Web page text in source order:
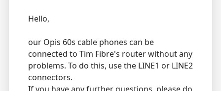
Hello,
our Opis 60s cable phones can be
connected to Tim Fibre's router without any
problems. To do this, use the LINE1 or LINE2
connectors.